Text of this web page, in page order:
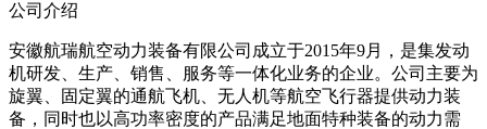
公司介绍
安徽航瑞航空动力装备有限公司成立于2015年9月，是集发动
机研发、生产、销售、服务等一体化业务的企业。公司主要为
旋翼、固定翼的通航飞机、无人机等航空飞行器提供动力装
备，同时也以高功率密度的产品满足地面特种装备的动力需